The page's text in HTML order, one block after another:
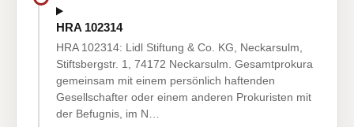
HRA 102314
HRA 102314: Lidl Stiftung & Co. KG, Neckarsulm,
Stiftsbergstr. 1, 74172 Neckarsulm. Gesamtprokura
gemeinsam mit einem persönlich haftenden
Gesellschafter oder einem anderen Prokuristen mit
der Befugnis, im N…